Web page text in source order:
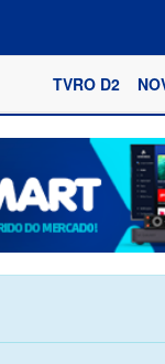
TVRO D2